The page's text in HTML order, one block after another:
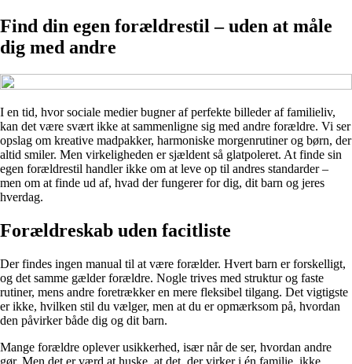
Find din egen forældrestil – uden at måle
dig med andre
I en tid, hvor sociale medier bugner af perfekte billeder af familieliv,
kan det være svært ikke at sammenligne sig med andre forældre. Vi ser
opslag om kreative madpakker, harmoniske morgenrutiner og børn, der
altid smiler. Men virkeligheden er sjældent så glatpoleret. At finde sin
egen forældrestil handler ikke om at leve op til andres standarder –
men om at finde ud af, hvad der fungerer for dig, dit barn og jeres
hverdag.
Forældreskab uden facitliste
Der findes ingen manual til at være forælder. Hvert barn er forskelligt,
og det samme gælder forældre. Nogle trives med struktur og faste
rutiner, mens andre foretrækker en mere fleksibel tilgang. Det vigtigste
er ikke, hvilken stil du vælger, men at du er opmærksom på, hvordan
den påvirker både dig og dit barn.
Mange forældre oplever usikkerhed, især når de ser, hvordan andre
gør. Men det er værd at huske, at det, der virker i én familie, ikke